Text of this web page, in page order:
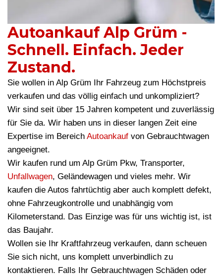
Autoankauf Alp Grüm -
Schnell. Einfach. Jeder
Zustand.
Sie wollen in Alp Grüm Ihr Fahrzeug zum Höchstpreis
verkaufen und das völlig einfach und unkompliziert?
Wir sind seit über 15 Jahren kompetent und zuverlässig
für Sie da. Wir haben uns in dieser langen Zeit eine
Expertise im Bereich Autoankauf von Gebrauchtwagen
angeeignet.
Wir kaufen rund um Alp Grüm Pkw, Transporter,
Unfallwagen, Geländewagen und vieles mehr. Wir
kaufen die Autos fahrtüchtig aber auch komplett defekt,
ohne Fahrzeugkontrolle und unabhängig vom
Kilometerstand. Das Einzige was für uns wichtig ist, ist
das Baujahr.
Wollen sie Ihr Kraftfahrzeug verkaufen, dann scheuen
Sie sich nicht, uns komplett unverbindlich zu
kontaktieren. Falls Ihr Gebrauchtwagen Schäden oder